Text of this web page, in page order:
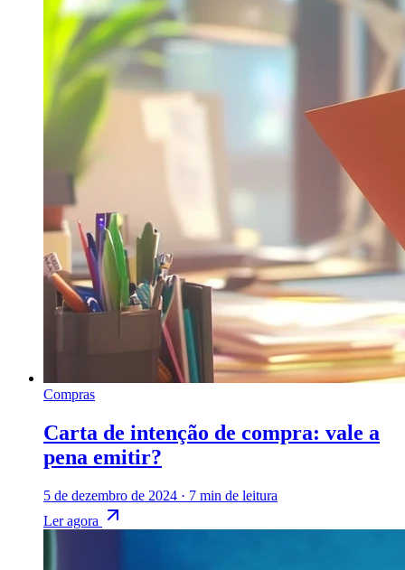
Compras
Carta de intenção de compra: vale a
pena emitir?
5 de dezembro de 2024 · 7 min de leitura
Ler agora